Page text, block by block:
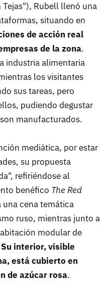
Tejas"), Rubell llenó una
situando en
de acción real
de la zona.
industria alimentaria
los visitantes
sus tareas, pero
pudiendo degustar
manufacturados.
mediática, por estar
su propuesta
refiriéndose al
benéfico The Red
una cena temática
ruso, mientras junto a
modular de
Su interior, visible
está cubierto en
de azúcar rosa.